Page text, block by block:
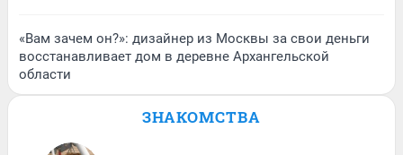
«Вам зачем он?»: дизайнер из Москвы за свои деньги
восстанавливает дом в деревне Архангельской
области
ЗНАКОМСТВА